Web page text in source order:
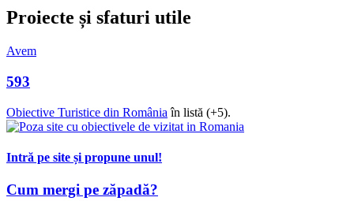
Proiecte și sfaturi utile
Avem
593
Obiective Turistice din România în listă (+5).
Intră pe site și propune unul!
Cum mergi pe zăpadă?